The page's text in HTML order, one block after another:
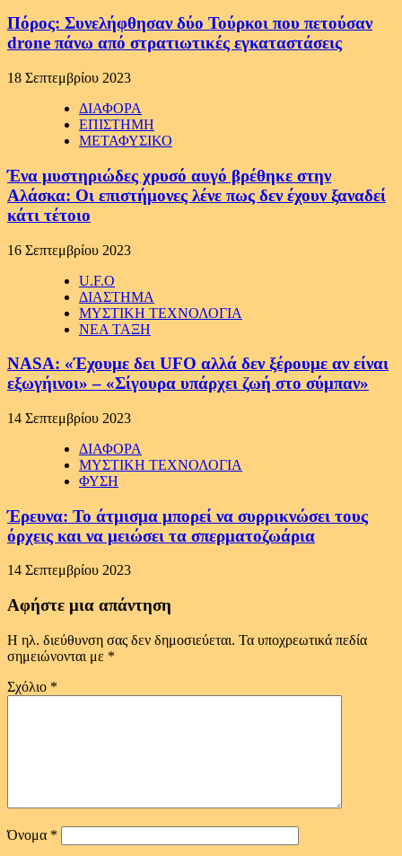
Πόρος: Συνελήφθησαν δύο Τούρκοι που πετούσαν
drone πάνω από στρατιωτικές εγκαταστάσεις
18 Σεπτεμβρίου 2023
ΔΙΑΦΟΡΑ
ΕΠΙΣΤΗΜΗ
ΜΕΤΑΦΥΣΙΚΟ
Ένα μυστηριώδες χρυσό αυγό βρέθηκε στην
Αλάσκα: Οι επιστήμονες λένε πως δεν έχουν ξαναδεί
κάτι τέτοιο
16 Σεπτεμβρίου 2023
U.F.O
ΔΙΑΣΤΗΜΑ
ΜΥΣΤΙΚΗ ΤΕΧΝΟΛΟΓΙΑ
ΝΕΑ ΤΑΞΗ
NASA: «Έχουμε δει UFO αλλά δεν ξέρουμε αν είναι
εξωγήινοι» – «Σίγουρα υπάρχει ζωή στο σύμπαν»
14 Σεπτεμβρίου 2023
ΔΙΑΦΟΡΑ
ΜΥΣΤΙΚΗ ΤΕΧΝΟΛΟΓΙΑ
ΦΥΣΗ
Έρευνα: Το άτμισμα μπορεί να συρρικνώσει τους
όρχεις και να μειώσει τα σπερματοζωάρια
14 Σεπτεμβρίου 2023
Αφήστε μια απάντηση
Η ηλ. διεύθυνση σας δεν δημοσιεύεται. Τα υποχρεωτικά πεδία
σημειώνονται με *
Σχόλιο *
Όνομα *